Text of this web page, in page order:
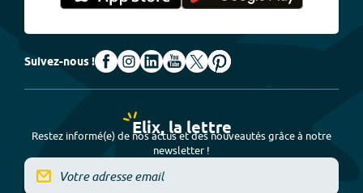
Suivez-nous !
Elix, la lettre
Restez informé(e) de nos actus et des nouveautés grâce à notre
newsletter !